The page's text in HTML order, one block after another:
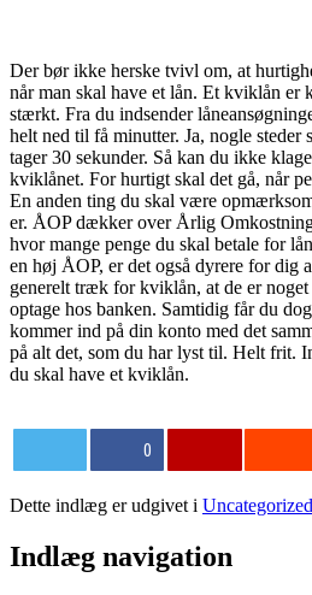
Der bør ikke herske tvivl om, at
når man skal have et lån. Et kviklån er
stærkt. Fra du indsender
helt ned til få minutter. Ja, nogle steder
tager 30 sekunder. Så kan du ikke
kviklånet. For hurtigt skal det gå, når
En anden ting du skal være
er. ÅOP dækker over Årlig
hvor mange penge du skal betale for
en høj ÅOP, er det også dyrere for dig
generelt træk for kviklån, at de er
optage hos banken. Samtidig får du
kommer ind på din konto med det
på alt det, som du har lyst til. Helt frit.
du skal have et kviklån.
0
Dette indlæg er udgivet i Uncategorized
Indlæg navigation